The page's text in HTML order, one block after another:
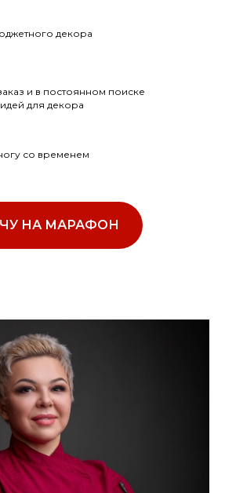
декора
и в постоянном поиске
для декора
со временем
НА МАРАФОН